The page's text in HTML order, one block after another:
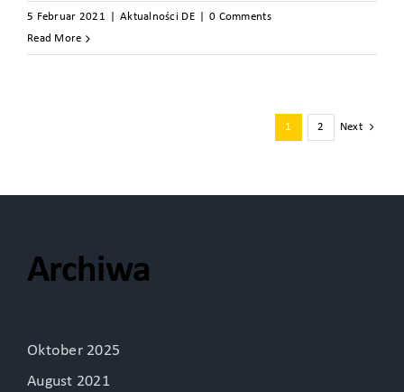
5 Februar 2021 Aktualności DE
0 Comments
Read More
1 2 Next
Archiwa
Oktober 2025
August 2021